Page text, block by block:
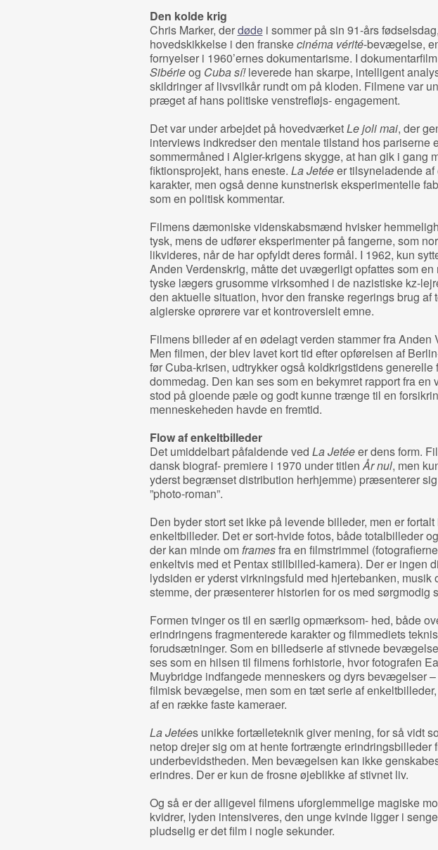
Den kolde krig
Chris Marker, derdødei sommer på sin 91-års
hovedskikkelse i den franskecinéma vérité-bevægelse,
fornyelser i 1960’ernes dokumentarisme. I
Sibérieog Cuba sí!leverede han skarpe, intelligent
skildringer af livsvilkår rundt om på kloden. Filmene var
præget af hans politiske venstrefløjs- engagement.
Det var under arbejdet på hovedværketLe joli mai, der
interviews indkredser den mentale tilstand hos pariserne
sommermåned i Algier-krigens skygge, at han gik i gang
fiktionsprojekt, hans eneste. La Jetéeer tilsyneladende
karakter, men også denne kunstnerisk eksperimentelle
som en politisk kommentar.
Filmens dæmoniske videnskabsmænd hvisker
tysk, mens de udfører eksperimenter på fangerne, som
likvideres, når de har opfyldt deres formål. I 1962, kun
Anden Verdenskrig, måtte det uvægerligt opfattes som en
tyske lægers grusomme virksomhed i de nazistiske kz-
den aktuelle situation, hvor den franske regerings brug af
algierske oprørere var et kontroversielt emne.
Filmens billeder af en ødelagt verden stammer fra Anden
Men filmen, der blev lavet kort tid efter opførelsen af
før Cuba-krisen, udtrykker også koldkrigstidens generelle
dommedag. Den kan ses som en bekymret rapport fra en
stod på gloende pæle og godt kunne trænge til en
menneskeheden havde en fremtid.
Flow af enkeltbilleder
Det umiddelbart påfaldende ved La Jetéeer dens form.
dansk biograf- premiere i 1970 under titlenÅr nul, men
yderst begrænset distribution herhjemme) præsenterer
”photo-roman”.
Den byder stort set ikke på levende billeder, men er fortalt
enkeltbilleder. Det er sort-hvide fotos, både totalbilleder
der kan minde omframesfra en filmstrimmel
enkeltvis med et Pentax stillbilled-kamera). Der er ingen
lydsiden er yderst virkningsfuld med hjertebanken, musik
stemme, der præsenterer historien for os med sørgmodig
Formen tvinger os til en særlig opmærksom- hed, både
erindringens fragmenterede karakter og filmmediets
forudsætninger. Som en billedserie af stivnede
ses som en hilsen til filmens forhistorie, hvor fotografen
Muybridge indfangede menneskers og dyrs bevægelser
filmisk bevægelse, men som en tæt serie af
af en række faste kameraer.
La Jetées unikke fortælleteknik giver mening, for så vidt
netop drejer sig om at hente fortrængte erindringsbilleder
underbevidstheden. Men bevægelsen kan ikke
erindres. Der er kun de frosne øjeblikke af stivnet liv.
Og så er der alligevel filmens uforglemmelige magiske
kvidrer, lyden intensiveres, den unge kvinde ligger i
pludselig er det film i nogle sekunder.